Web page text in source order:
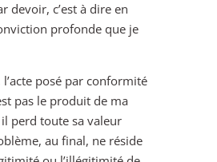
devoir, c’est à dire en
profonde que je
posé par conformité
pas le produit de ma
perd toute sa valeur
au final, ne réside